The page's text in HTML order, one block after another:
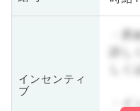
インセンティ
ブ
・
詳し
し
・